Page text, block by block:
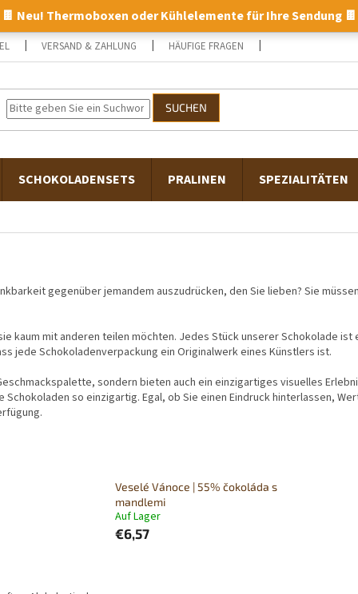
🍫 Neu! Thermoboxen oder Kühlelemente für Ihre Sendung 🍫
VERSAND & ZAHLUNG HÄUFIGE FRAGEN
SUCHEN
SCHOKOLADENSETS PRALINEN SPEZIALITÄTEN
gegenüber jemandem auszudrücken, den Sie lieben? Sie
kaum mit anderen teilen möchten. Jedes Stück unserer Schokolade
jede Schokoladenverpackung ein Originalwerk eines Künstlers ist.
sondern bieten auch ein einzigartiges visuelles
so einzigartig. Egal, ob Sie einen Eindruck hinterlassen,
Veselé Vánoce | 55% čokoláda s
mandlemi
Auf Lager
€6,57